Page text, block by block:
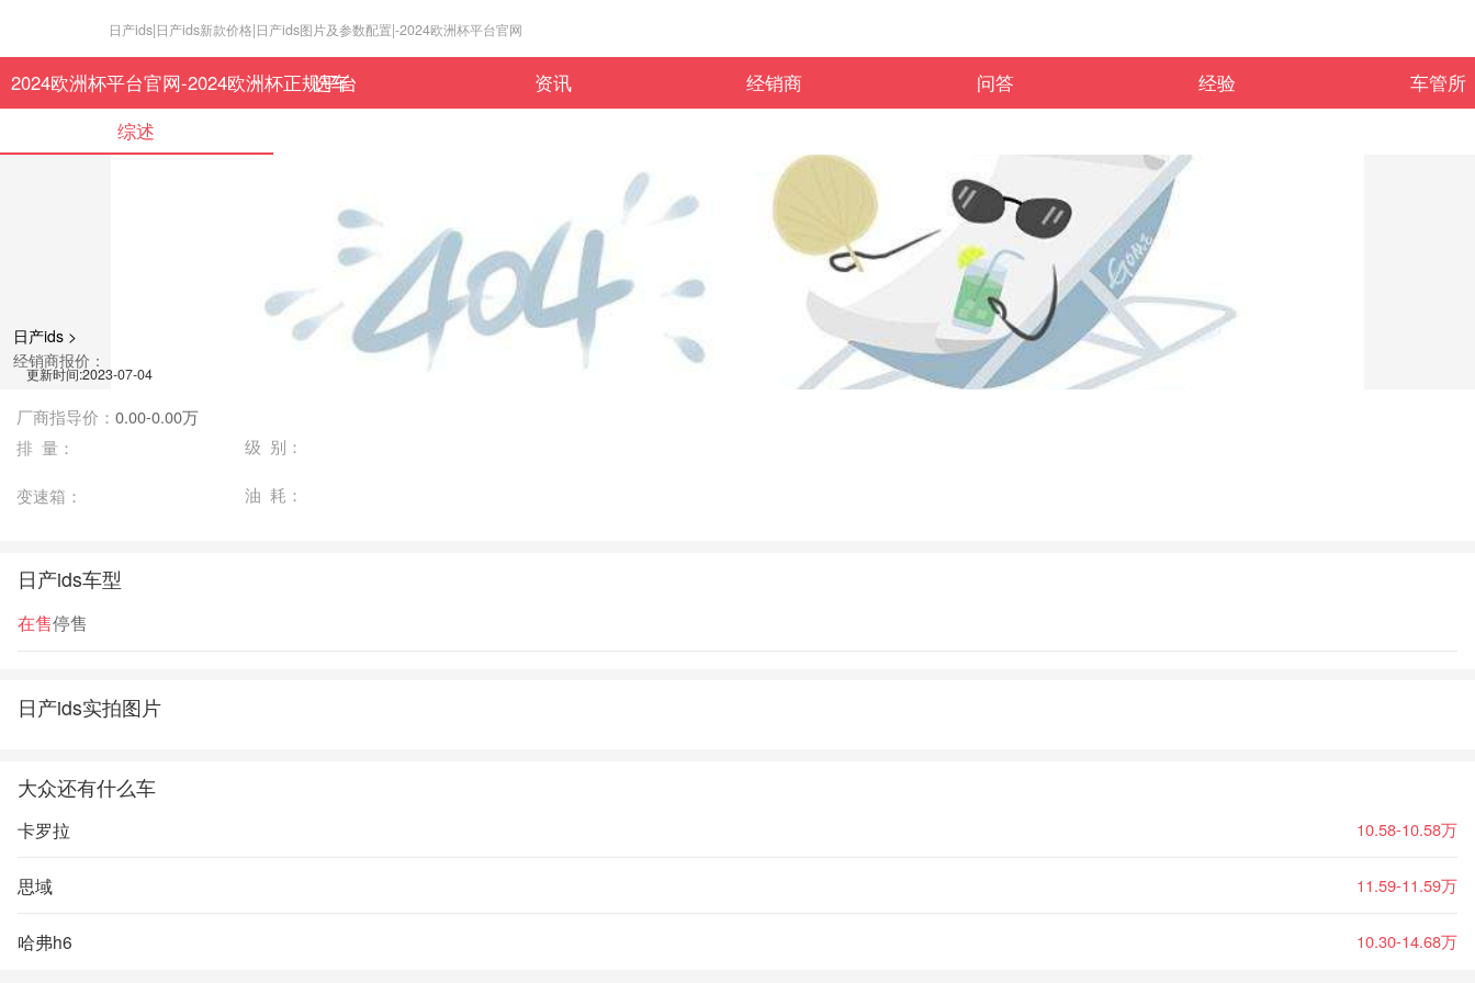
日产ids|日产ids新款价格|日产ids图片及参数配置|-2024欧洲杯平台官网
2024欧洲杯平台官网-2024欧洲杯正规平台
选车 资讯 经销商 问答 经验
车管所
综述
日产ids >
经销商报价：
更新时间:2023-07-04
厂商指导价： 0.00-0.00万
排 量：
级 别：
变速箱： 油 耗：
日产ids车型
在售停售
日产ids实拍图片
大众还有什么车
卡罗拉 10.58-10.58万
思域 11.59-11.59万
哈弗h6 10.30-14.68万